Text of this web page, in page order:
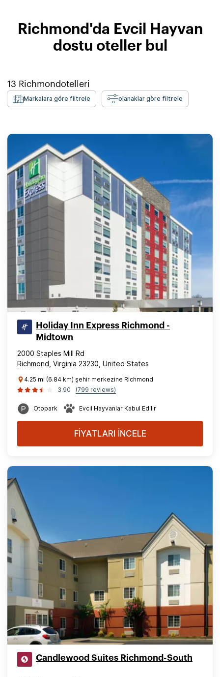
Richmond'da Evcil Hayvan
dostu oteller bul
13 Richmondotelleri
Markalara göre filtrele olanaklar göre filtrele
Holiday Inn Express Richmond -
Midtown
2000 Staples Mill Rd
Richmond, Virginia 23230, United States
4.25 mi (6.84 km) şehir merkezine Richmond
3.90
(799 reviews)
Otopark Evcil Hayvanlar Kabul Edilir
FİYATLARI İNCELE
Candlewood Suites Richmond-South